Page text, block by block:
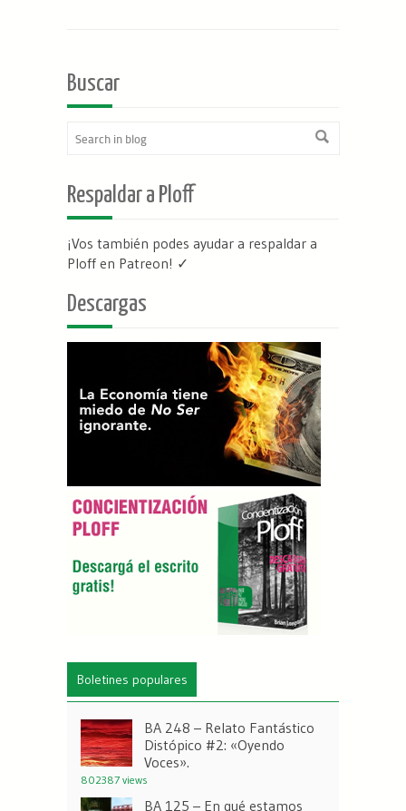
Buscar
Respaldar a Ploff
¡Vos también podes ayudar a respaldar a
Ploff en Patreon! ✓
Descargas
Boletines populares
BA 248 – Relato Fantástico
Distópico #2: «Oyendo
Voces».
802387 views
BA 125 – En qué estamos